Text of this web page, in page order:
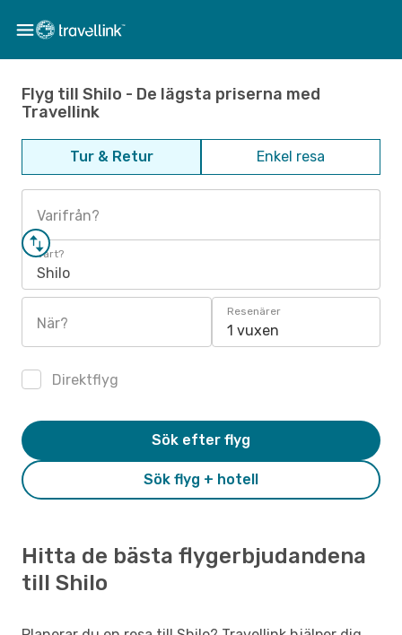
Flyg till Shilo - De lägsta priserna med
Travellink
Tur & Retur Enkel resa
Varifrån?
Vart?
Shilo
När?
Resenärer
1 vuxen
Direktflyg
Sök flyg + hotell
Sök efter flyg
Hitta de bästa flygerbjudandena
till Shilo